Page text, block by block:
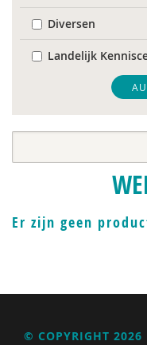
Diversen
Landelijk
Mariëlle Bruning
Mentale
Nederlandse
Vreedzaam
VGN
Anja van der Aa
Er zijn geen
© COPYRIGHT 2026